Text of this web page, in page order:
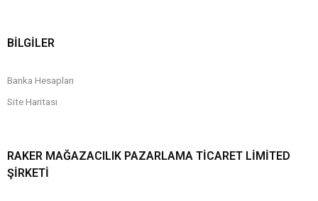
BİLGİLER
Banka Hesapları
Site Haritası
RAKER MAĞAZACILIK PAZARLAMA TICARET LIMITED
ŞIRKETI